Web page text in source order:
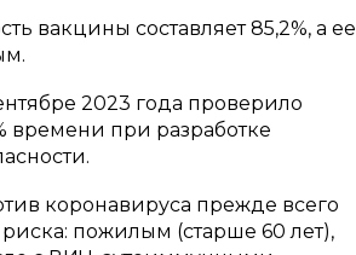
вакцины составляет 85,2%, а ее
2023 года проверило
времени при разработке
коронавируса прежде всего
пожилым (старше 60 лет),